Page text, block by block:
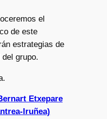
el
de este
estrategias de
grupo.
Etxepare
Iruñea)